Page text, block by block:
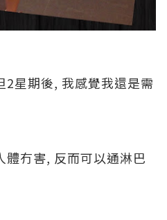
2星期後, 我感覺我還是需
體冇害, 反而可以通淋巴